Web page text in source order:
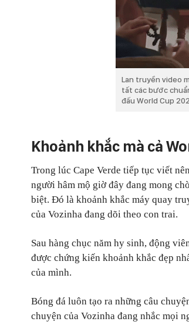
Lan truyền video
tất các bước
đấu World Cup
Khoảnh khắc mà cả
Trong lúc Cape Verde tiếp tục viết
người hâm mộ giờ đây đang mong
biệt. Đó là khoảnh khắc máy quay
của Vozinha đang dõi theo con trai.
Sau hàng chục năm hy sinh, động
được chứng kiến khoảnh khắc đẹp
của mình.
Bóng đá luôn tạo ra những câu
chuyện của Vozinha đang nhắc mọi